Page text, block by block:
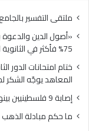
الثانوية
الأزهرية
ملتقى التفسير
«أصول الدين والدعوة
75% فأكثر في الثانوية الأزهرية
ختام امتحانات الدور
المعاهد يوجّه الشكر
إصابة 9 فلسطينيين بينهم 4 أطفال بنيران قوات الاحتلال فى قطاع غزة
ما حكم مبادلة الذهب